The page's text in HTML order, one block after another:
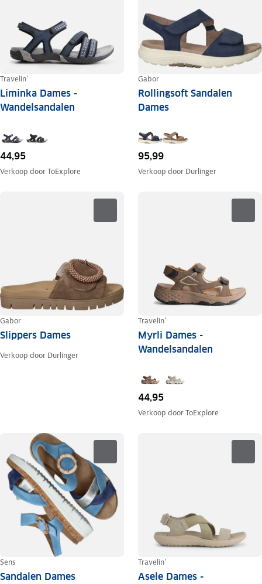
Travelin'
Liminka Dames -
Wandelsandalen
44,95
Verkoop doorToExplore
Gabor
Rollingsoft Sandalen
Dames
95,99
Verkoop door Durlinger
Gabor
Slippers Dames
Verkoop door Durlinger
Travelin'
Myrli Dames -
Wandelsandalen
44,95
Verkoop doorToExplore
Sens
Sandalen Dames
Travelin'
Asele Dames -